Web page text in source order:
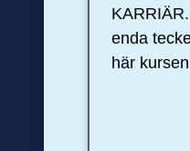
enda
här